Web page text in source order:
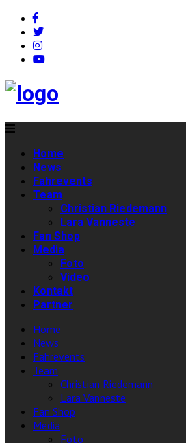
Home
News
Fahrevents
Team
Christian Riedemann
Lara Vanneste
Fan Shop
Media
Foto
Video
Kontakt
Partner
Home
News
Fahrevents
Team
Christian Riedemann
Lara Vanneste
Fan Shop
Media
Foto